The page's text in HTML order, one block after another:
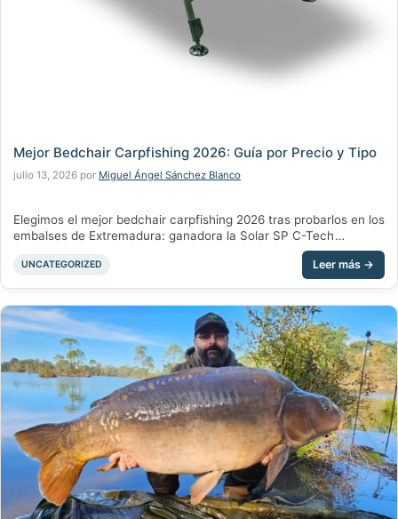
Mejor Bedchair Carpfishing 2026: Guía por Precio y Tipo
julio 13, 2026 por Miguel Ángel Sánchez Blanco
Elegimos el mejor bedchair carpfishing 2026 tras probarlos en los
embalses de Extremadura: ganadora la Solar SP C-Tech
Memory Foam MKII Wide, premium la Nash MF60. Comparativa
real por precio con stock y envío 24/48h.
Categorías
UNCATEGORIZED